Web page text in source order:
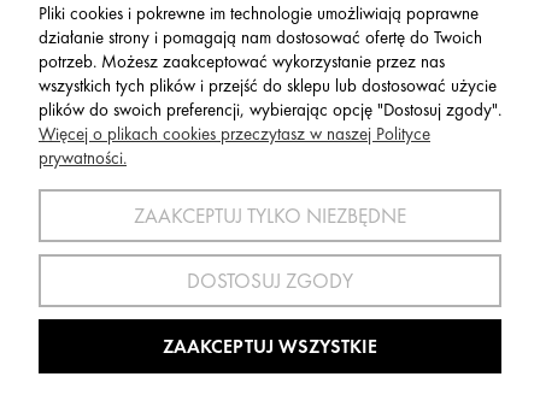
Zwroty,Reklamacje Wymiany
SPORT 2002 ||
dolnośląskie, NIP: 611-24-66-379 || E-
sport2002@onet.eutel:(75) 777 76 36
Wszelkie Prawa Zastrzeżone © 2022 Sport2002.pl
Wdrożenie:Agencja InteraktywnaDesignOrka|Sklep Shoper.pl
Pliki cookies i pokrewne im technologie umożliwiają poprawne
działanie strony i pomagają nam dostosować ofertę do Twoich
potrzeb. Możesz zaakceptować wykorzystanie przez nas
wszystkich tych plików i przejść do sklepu lub dostosować użycie
plików do swoich preferencji, wybierając opcję "Dostosuj zgody".
Więcej o plikach cookies przeczytasz w naszej Polityce
prywatności.
ZAAKCEPTUJ TYLKO NIEZBĘDNE
DOSTOSUJ ZGODY
ZAAKCEPTUJ WSZYSTKIE